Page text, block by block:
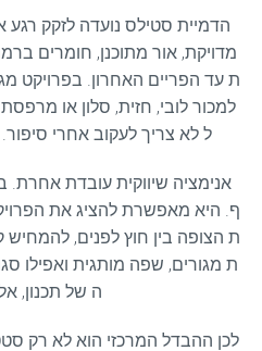
מדויקת, אור מתוכנן, חומרים
למכור לובי, חזית, סלון או
ל לא צריך לעקוב אחרי
אנימציה שיווקית עובדת
ף. היא מאפשרת להציג את
ת הצופה בין חוץ לפנים, להמחיש
ת מגורים, שפה מותגית ואפילו
ה של תכנון,